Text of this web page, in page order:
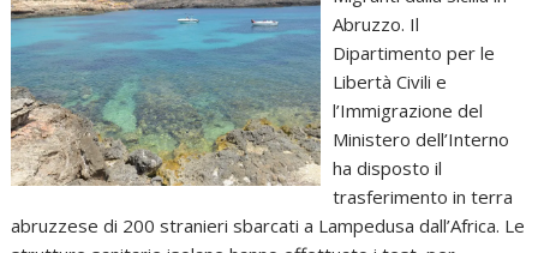
Abruzzo. Il
Dipartimento per le
Libertà Civili e
l’Immigrazione del
Ministero dell’Interno
ha disposto il
trasferimento in terra
abruzzese di 200 stranieri sbarcati a Lampedusa dall’Africa. Le